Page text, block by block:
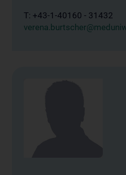
T: +43-1-40160 - 31432